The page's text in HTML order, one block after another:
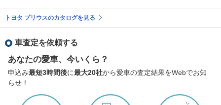
トヨタ プリウスのカタログを見る
車査定を依頼する
あなたの愛車、今いくら？
申込み最短3時間後に最大20社から愛車の査定結果をWebでお知
らせ！